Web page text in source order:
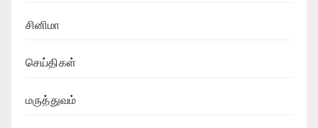
சினிமா
செய்திகள்
மருத்துவம்